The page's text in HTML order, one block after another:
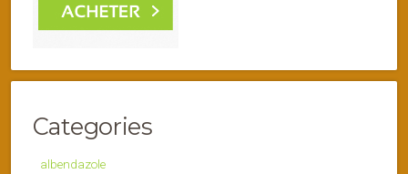
Categories
albendazole